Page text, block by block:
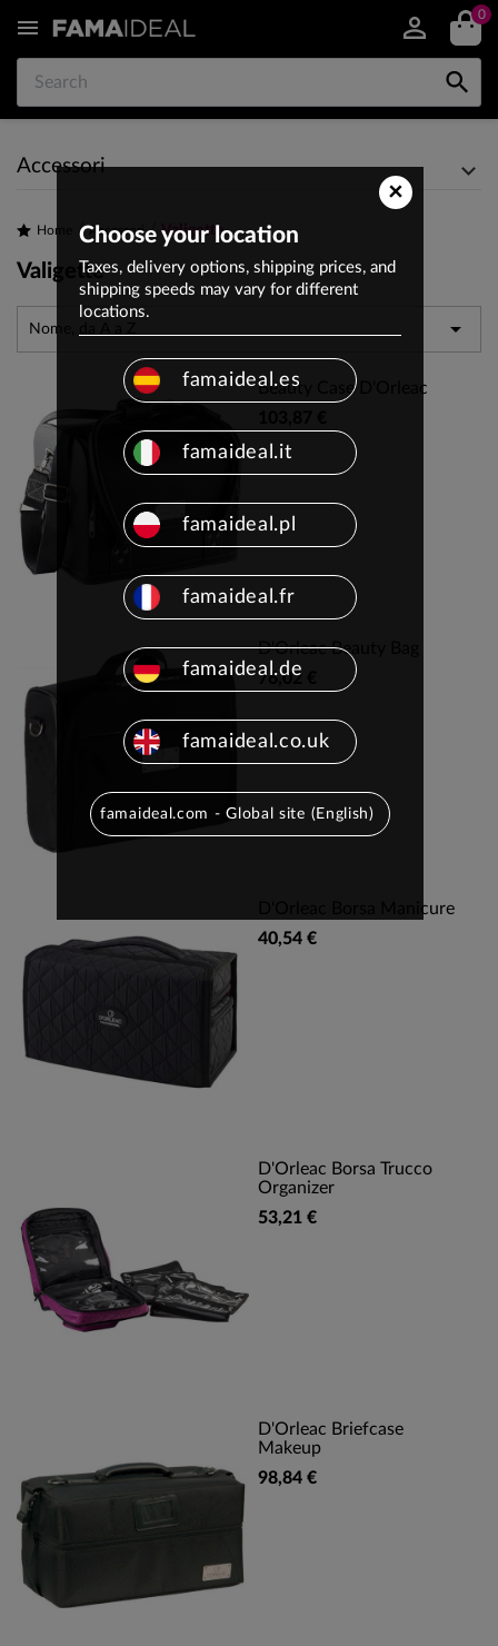
 0

Accessori
Home Accessori Valigette
Valigette
Nome, da A a Z 
Beauty Case D'Orleac
D'Orleac Beauty Bag
76,02 €
D'Orleac Borsa Manicure
40,54 €
D'Orleac Borsa Trucco
Organizer
53,21 €
D'Orleac Briefcase
Makeup
98,84 €
×
Choose your location
Taxes, delivery options, shipping prices, and
shipping speeds may vary for different
locations.
famaideal.es
famaideal.it
famaideal.pl
famaideal.fr
famaideal.de
famaideal.co.uk
famaideal.com - Global site (English)